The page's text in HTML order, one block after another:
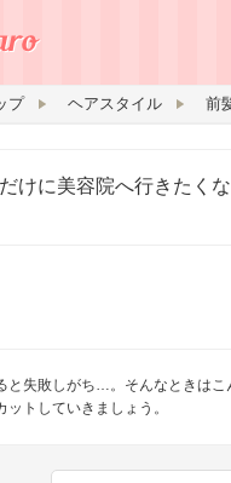
プ ヘアスタイル
けに美容院へ行きたく
と失敗しがち…。そんなときは
ットしていきましょう。